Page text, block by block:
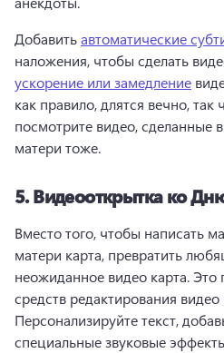
Добавить автоматические
наложения, чтобы сделать
ускорение или замедление
как правило, длятся вечно, так
посмотрите видео, сделанные
матери тоже.
5.Видеооткрытка ко
Вместо того, чтобы написать
матери карта, превратить
неожиданное видео карта. Это
Персонализируйте текст,
специальные звуковые